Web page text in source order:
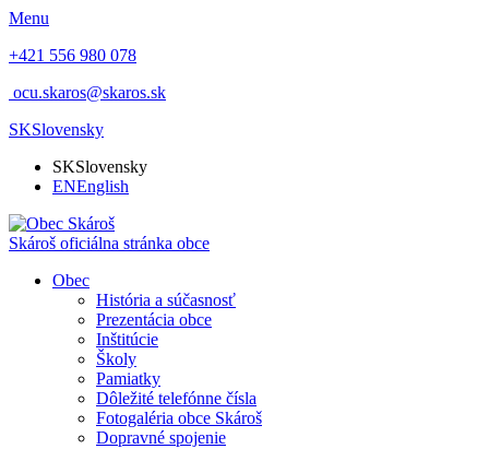
Menu
+421 556 980 078
ocu.skaros@skaros.sk
SKSlovensky
SKSlovensky
ENEnglish
Skároš oficiálna stránka obce
Obec
História a súčasnosť
Prezentácia obce
Inštitúcie
Školy
Pamiatky
Dôležité telefónne čísla
Fotogaléria obce Skároš
Dopravné spojenie